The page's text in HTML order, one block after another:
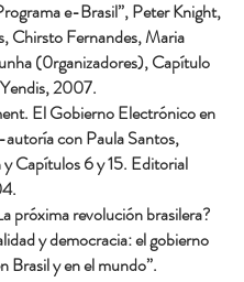
e-Brasil”, Peter Knight,
Chirsto Fernandes, Maria
(0rganizadores), Capítulo
2007.
El Gobierno Electrónico en
autoría con Paula Santos,
Capítulos 6 y 15. Editorial
próxima revolución brasilera?
y democracia: el gobierno
Brasil y en el mundo”.